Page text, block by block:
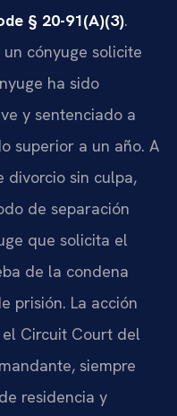
§ 20-91(A)(3).
cónyuge solicite
ha sido
y sentenciado a
superior a un año. A
divorcio sin culpa,
de separación
que solicita el
de la condena
prisión. La acción
Circuit Court del
siempre
residencia y